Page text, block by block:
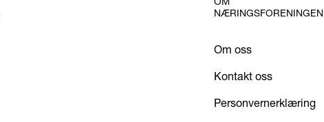
NÆRINGSFORENINGEN
Om oss
Kontakt oss
Personvernerklæring